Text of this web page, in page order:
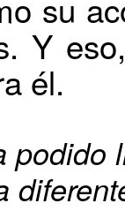
Y
él.
podido